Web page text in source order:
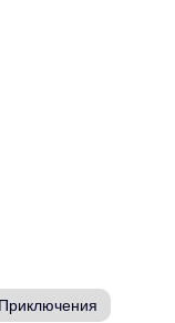
Приключения